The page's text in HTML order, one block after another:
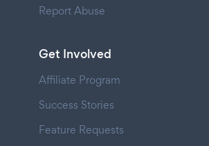
Report Abuse
Get Involved
Affiliate Program
Success Stories
Feature Requests